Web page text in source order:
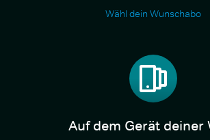
Wähl dein Wunschabo
Auf dem Gerät deiner